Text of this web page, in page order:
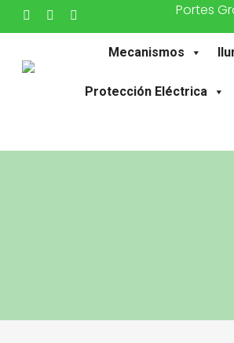
Saltar
al
contenido
Portes
Mecanismos
Protección Eléctrica